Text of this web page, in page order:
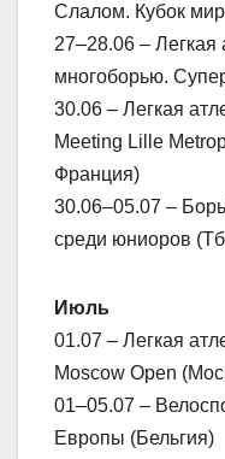
Слалом. Кубок
27–28.06 – Легкая
многоборью.
30.06 – Легкая
Meeting Lille
Франция)
30.06–05.07 –
среди юниоров
Июль
01.07 – Легкая
Moscow Open
01–05.07 –
Европы (Бельгия)